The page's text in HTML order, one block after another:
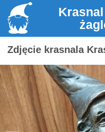
Zdjęcie krasnala